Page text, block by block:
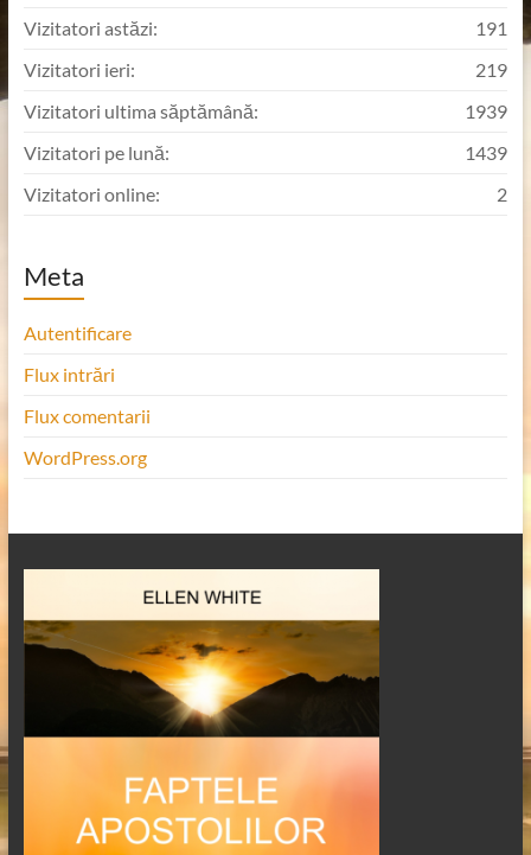
191
Vizitatori astăzi:
219
Vizitatori ieri:
1939
Vizitatori ultima săptămână:
1439
Vizitatori pe lună:
2
Vizitatori online:
Meta
Autentificare
Flux intrări
Flux comentarii
WordPress.org